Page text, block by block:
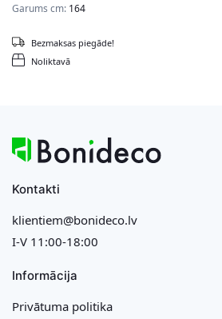
Garums cm: 164
Noliktavā
Bezmaksas piegāde!
Kontakti
klientiem@bonideco.lv
I-V 11:00-18:00
Informācija
Privātuma politika